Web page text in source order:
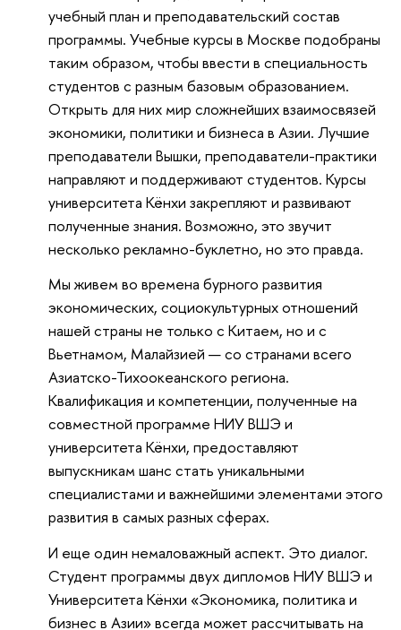
учебный план и преподавательский состав
программы. Учебные курсы в Москве подобраны
таким образом, чтобы ввести в специальность
студентов с разным базовым образованием.
Открыть для них мир сложнейших взаимосвязей
экономики, политики и бизнеса в Азии. Лучшие
преподаватели Вышки, преподаватели-практики
направляют и поддерживают студентов. Курсы
университета Кёнхи закрепляют и развивают
полученные знания. Возможно, это звучит
несколько рекламно-буклетно, но это правда.
Мы живем во времена бурного развития
экономических, социокультурных отношений
нашей страны не только с Китаем, но и с
Вьетнамом, Малайзией — со странами всего
Азиатско-Тихоокеанского региона.
Квалификация и компетенции, полученные на
совместной программе НИУ ВШЭ и
университета Кёнхи, предоставляют
выпускникам шанс стать уникальными
специалистами и важнейшими элементами этого
развития в самых разных сферах.
И еще один немаловажный аспект. Это диалог.
Студент программы двух дипломов НИУ ВШЭ и
Университета Кёнхи «Экономика, политика и
бизнес в Азии» всегда может рассчитывать на